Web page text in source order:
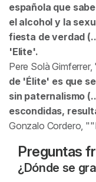
española que
el alcohol y la
fiesta de verdad
'Elite'.
Pere Solà Gimferrer,
de 'Élite' es que
sin paternalismo
escondidas,
Gonzalo Cordero,
Preguntas
¿Dónde se